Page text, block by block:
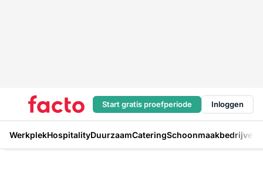
Start gratis proefperiode Inloggen
WerkplekHospitalityDuurzaamCateringSchoonmaakbedrijven